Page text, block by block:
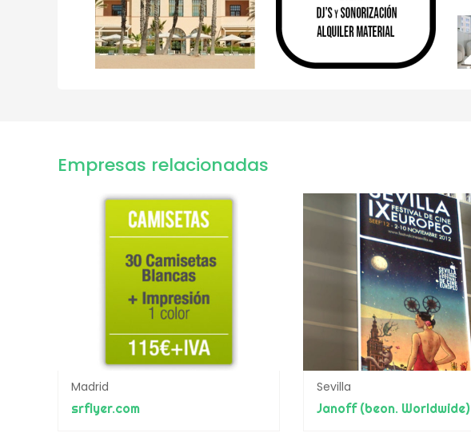
Empresas relacionadas
Madrid
srflyer.com
Sevilla
Janoff (beon. Worldwide)